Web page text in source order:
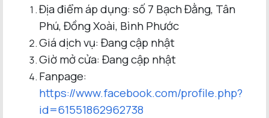
Địa điểm áp dụng: số 7 Bạch Đằng, Tân
Phú, Đồng Xoài, Bình Phước
Giá dịch vụ: Đang cập nhật
Giờ mở cửa: Đang cập nhật
Fanpage:
https://www.facebook.com/profile.php?
id=61551862962738